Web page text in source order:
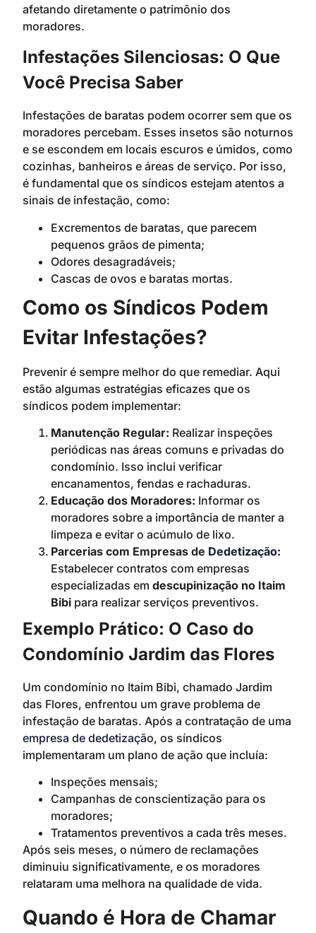
afetando diretamente o patrimônio dos
moradores.
Infestações Silenciosas: O Que
Você Precisa Saber
Infestações de baratas podem ocorrer sem que os
moradores percebam. Esses insetos são noturnos
e se escondem em locais escuros e úmidos, como
cozinhas, banheiros e áreas de serviço. Por isso,
é fundamental que os síndicos estejam atentos a
sinais de infestação, como:
Excrementos de baratas, que parecem
pequenos grãos de pimenta;
Odores desagradáveis;
Cascas de ovos e baratas mortas.
Como os Síndicos Podem
Evitar Infestações?
Prevenir é sempre melhor do que remediar. Aqui
estão algumas estratégias eficazes que os
síndicos podem implementar:
Manutenção Regular: Realizar inspeções
periódicas nas áreas comuns e privadas do
condomínio. Isso inclui verificar
encanamentos, fendas e rachaduras.
Educação dos Moradores: Informar os
moradores sobre a importância de manter a
limpeza e evitar o acúmulo de lixo.
Parcerias com Empresas de Dedetização:
Estabelecer contratos com empresas
especializadas em descupinização no Itaim
Bibi para realizar serviços preventivos.
Exemplo Prático: O Caso do
Condomínio Jardim das Flores
Um condomínio no Itaim Bibi, chamado Jardim
das Flores, enfrentou um grave problema de
infestação de baratas. Após a contratação de uma
empresa de dedetização, os síndicos
implementaram um plano de ação que incluía:
Inspeções mensais;
Campanhas de conscientização para os
moradores;
Tratamentos preventivos a cada três meses.
Após seis meses, o número de reclamações
diminuiu significativamente, e os moradores
relataram uma melhora na qualidade de vida.
Quando é Hora de Chamar